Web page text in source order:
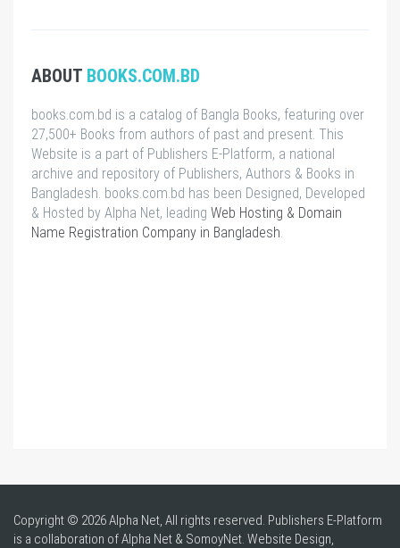
ABOUT BOOKS.COM.BD
books.com.bd is a catalog of Bangla Books, featuring over
27,500+ Books from authors of past and present. This
Website is a part of Publishers E-Platform, a national
archive and repository of Publishers, Authors & Books in
Bangladesh. books.com.bd has been Designed, Developed
& Hosted by Alpha Net, leading Web Hosting & Domain
Name Registration Company in Bangladesh.
Copyright © 2026 Alpha Net, All rights reserved. Publishers E-Platform
is a collaboration of Alpha Net & SomoyNet. Website Design,